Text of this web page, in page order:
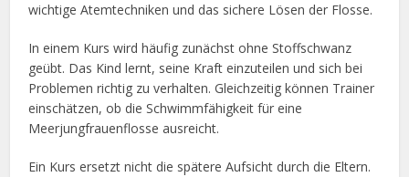
wichtige Atemtechniken und das sichere Lösen der Flosse.
In einem Kurs wird häufig zunächst ohne Stoffschwanz
geübt. Das Kind lernt, seine Kraft einzuteilen und sich bei
Problemen richtig zu verhalten. Gleichzeitig können Trainer
einschätzen, ob die Schwimmfähigkeit für eine
Meerjungfrauenflosse ausreicht.
Ein Kurs ersetzt nicht die spätere Aufsicht durch die Eltern.